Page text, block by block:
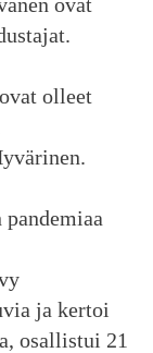
olleet
ja kertoi
osallistui 21